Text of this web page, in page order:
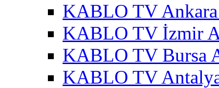
KABLO TV
KABLO TV İzmir
KABLO TV Bursa
KABLO TV